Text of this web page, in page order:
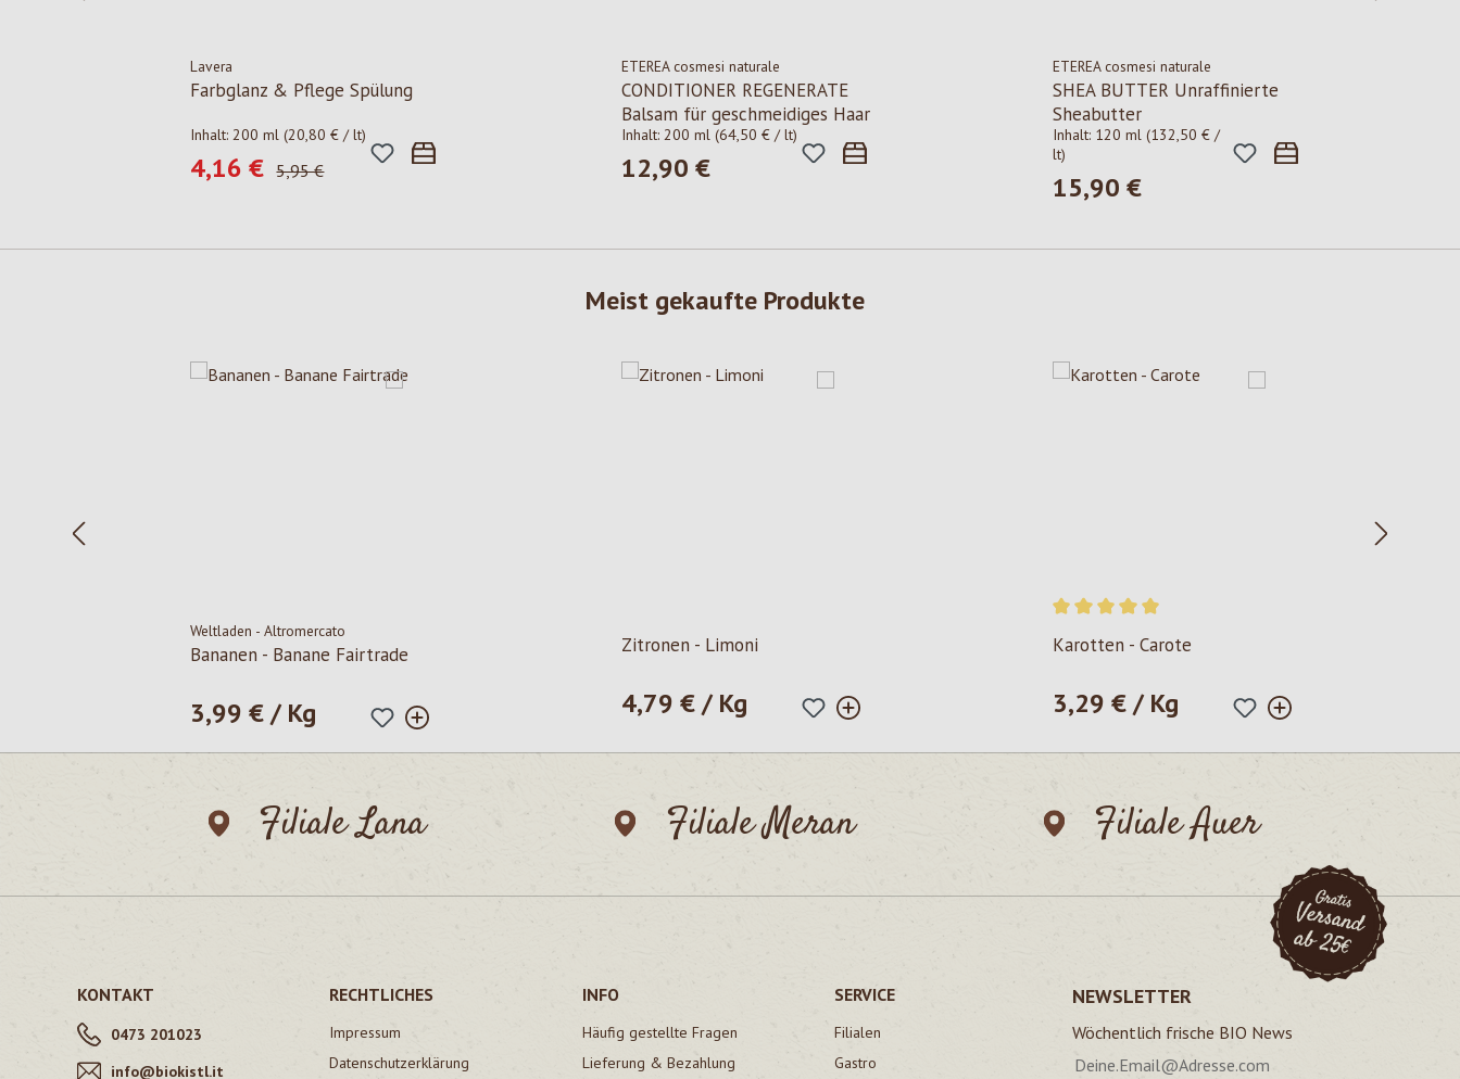
Lavera
Farbglanz & Pflege Spülung
Inhalt:200 ml(20,80 € / lt)
Verkaufspreis:
4,16 € Regulärer Preis:
5,95 €
ETEREA cosmesi naturale
CONDITIONER REGENERATE
Balsam für geschmeidiges Haar
Inhalt: 200 ml (64,50 € / lt)
Regulärer Preis:
12,90 €
ETEREA cosmesi naturale
SHEA BUTTER Unraffinierte
Sheabutter
Inhalt: 120 ml (132,50 € /
lt)
Regulärer Preis:
15,90 €
Meist gekaufte Produkte
Weltladen - Altromercato
Bananen - Banane Fairtrade
Regulärer Preis:
3,99 € / Kg
Zitronen - Limoni
Regulärer Preis:
4,79 € / Kg
Durchschnittliche Bewertung von 5 von 5 Sternen
Karotten - Carote
Regulärer Preis:
3,29 € / Kg
Filiale Lana Filiale Meran Filiale Auer
KONTAKT
0473 201023
info@biokistl.it
RECHTLICHES
Impressum
Datenschutzerklärung
INFO
Häufig gestellte Fragen
Lieferung & Bezahlung
SERVICE
Filialen
Gastro
NEWSLETTER
Wöchentlich frische BIO News